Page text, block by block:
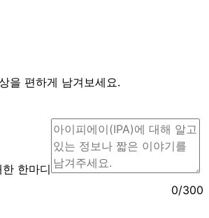
을 편하게 남겨보세요.
한마디
0/300